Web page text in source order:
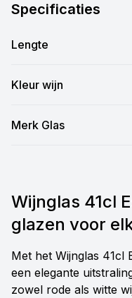
Specificaties
Lengte
Kleur wijn
Merk Glas
Wijnglas 41cl
glazen voor
Met het Wijnglas 41cl
een elegante
zowel rode als witte